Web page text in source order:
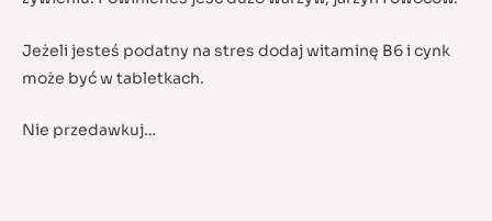
Jeżeli jesteś podatny na stres dodaj witaminę B6 i cynk
może być w tabletkach.
Nie przedawkuj…